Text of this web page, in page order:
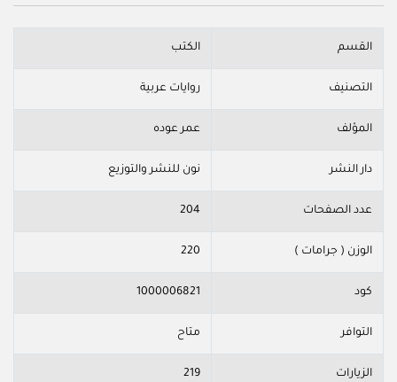
القسم الكتب
التصنيف روايات عربية
المؤلف عمر عوده
دار النشر نون للنشر والتوزيع
عدد الصفحات 204
الوزن ( جرامات ) 220
كود 1000006821
التوافر متاح
الزيارات 219